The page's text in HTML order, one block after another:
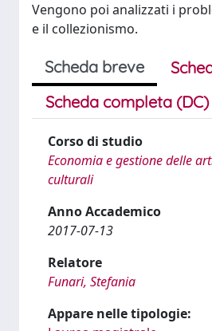
Vengono poi analizzati i
e il collezionismo.
Scheda breve
Scheda completa (DC)
Corso di studio
Economia e gestione delle
culturali
Anno Accademico
2017-07-13
Relatore
Funari, Stefania
Appare nelle tipologie: